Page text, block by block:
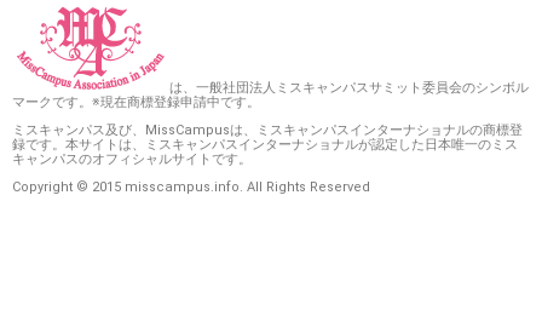
は、一般社団法人ミスキャンパスサミット委員会のシンボル
マークです。※現在商標登録申請中です。
ミスキャンパス及び、MissCampusは、ミスキャンパスインターナショナルの商標登
録です。本サイトは、ミスキャンパスインターナショナルが認定した日本唯一のミス
キャンパスのオフィシャルサイトです。
Copyright © 2015 misscampus.info. All Rights Reserved